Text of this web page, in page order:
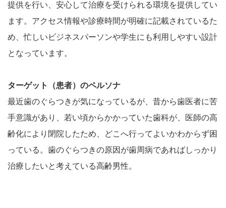
提供を行い、安心して治療を受けられる環境を提供してい
ます。アクセス情報や診療時間が明確に記載されているた
め、忙しいビジネスパーソンや学生にも利用しやすい設計
となっています。
ターゲット（患者）のペルソナ
最近歯のぐらつきが気になっているが、昔から歯医者に苦
手意識があり、若い頃からかかっていた歯科が、医師の高
齢化により閉院したため、どこへ行ってよいかわからず困
っている。歯のぐらつきの原因が歯周病であればしっかり
治療したいと考えている高齢男性。